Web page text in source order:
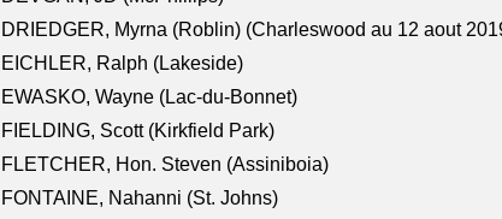
DRIEDGER, Myrna (Roblin) (Charleswood au 12 aout
EICHLER, Ralph (Lakeside)
EWASKO, Wayne (Lac-du-Bonnet)
FIELDING, Scott (Kirkfield Park)
FLETCHER, Hon. Steven (Assiniboia)
FONTAINE, Nahanni (St. Johns)